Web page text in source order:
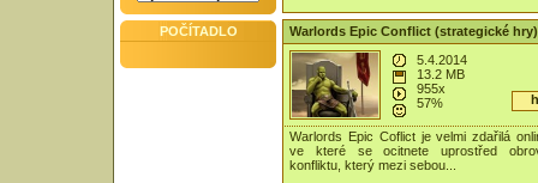
POČÍTADLO
Warlords Epic Conflict (strategické hry)
5.4.2014
13.2 MB
955x
57%
Warlords Epic Coflict je velmi zdařilá
ve které se ocitnete uprostřed
konfliktu, který mezi sebou...